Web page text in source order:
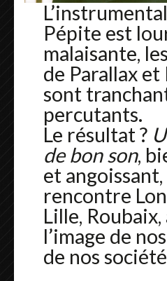
Pépite est
malaisante,
de Parallax et
sont
percutants.
Le résultat ?
de bon son,
et
rencontre
Lille, Roubaix,
l’image de
de nos